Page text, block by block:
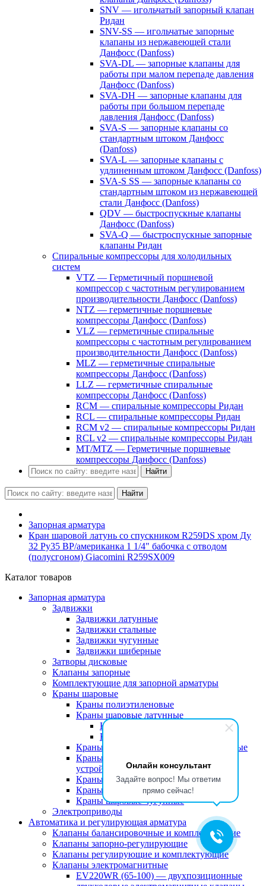
Онлайн консультант
Задайте вопрос! Мы ответим
прямо сейчас!
SNV — игольчатый запорный клапан
Ридан
SNV-SS — игольчатые запорные
клапаны из нержавеющей стали
Данфосс (Danfoss)
SVA-DL — запорные клапаны для
работы при малом перепаде давления
Данфосс (Danfoss)
SVA-DH — запорные клапаны для
работы при большом перепаде
давления Данфосс (Danfoss)
SVA-S — запорные клапаны со
стандартным штоком Данфосс
(Danfoss)
SVA-L — запорные клапаны с
удлиненным штоком Данфосс (Danfoss)
SVA-S SS — запорные клапаны со
стандартным штоком из нержавеющей
стали Данфосс (Danfoss)
QDV — быстроспускные клапаны
Данфосс (Danfoss)
SVA-Q — быстроспускные запорные
клапаны Ридан
Спиральные компрессоры для холодильных
систем
VTZ — Герметичный поршневой
компрессор с частотным регулированием
производительности Данфосс (Danfoss)
NTZ — герметичные поршневые
компрессоры Данфосс (Danfoss)
VLZ — герметичные спиральные
компрессоры с частотным регулированием
производительности Данфосс (Danfoss)
MLZ — герметичные спиральные
компрессоры Данфосс (Danfoss)
LLZ — герметичные спиральные
компрессоры Данфосс (Danfoss)
RCM — спиральные компрессоры Ридан
RCL — спиральные компрессоры Ридан
RCM v2 — спиральные компрессоры Ридан
RCL v2 — спиральные компрессоры Ридан
MT/MTZ — Герметичные поршневые
компрессоры Данфосс (Danfoss)
Найти
Найти
Запорная арматура
Кран шаровой латунь со спускником R259DS хром Ду
32 Ру35 ВР/американка 1 1/4" бабочка с отводом
(полусгоном) Giacomini R259SX009
Каталог товаров
Запорная арматура
Задвижки
Задвижки латунные
Задвижки стальные
Задвижки чугунные
Задвижки шиберные
Затворы дисковые
Клапаны запорные
Комплектующие для запорной арматуры
Краны шаровые
Краны полиэтиленовые
Краны шаровые латунные
Краны шаровые для водных сред
Краны шаровые для газовых сред
Краны шаровые латунные водоразборные
Краны шаровые латунные со спускным
устройством
Краны шаровые полипропиленовые
Краны шаровые стальные
Краны шаровые чугунные
Электроприводы
Автоматика и регулирующая арматура
Клапаны балансировочные и комплектующие
Клапаны запорно-регулирующие
Клапаны регулирующие и комплектующие
Клапаны электромагнитные
EV220WR (65-100) — двухпозиционные